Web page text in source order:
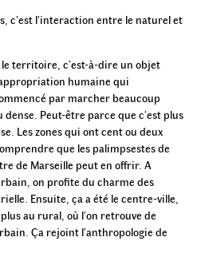
c’est l’interaction entre le naturel et
territoire, c’est-à-dire un objet
humaine qui
par marcher beaucoup
Peut-être parce que c’est plus
Les zones qui ont cent ou deux
que les palimpsestes de
de Marseille peut en offrir. A
on profite du charme des
Ensuite, ça a été le centre-ville,
au rural, où l’on retrouve de
Ça rejoint l’anthropologie de